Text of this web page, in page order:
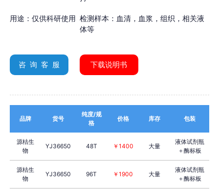
用途：仅供科研使用 检测样本：血清，血浆，组织，相关液
体等
咨 询 客 服 下载说明书
品牌 货号
纯度/规
格
价格 库存 包装
源桔生
物
YJ36650 48T ￥1400 大量
液体试剂瓶
＋酶标板
源桔生
物
YJ36650 96T ￥1900 大量
液体试剂瓶
＋酶标板